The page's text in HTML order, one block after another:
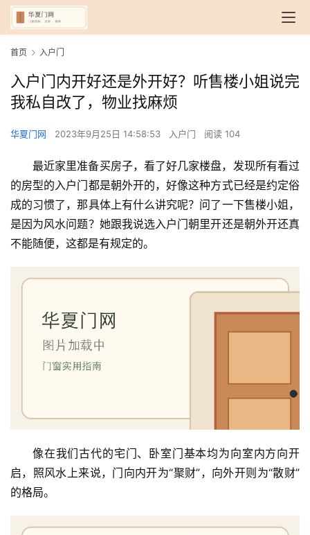
首页 入户门
入户门内开好还是外开好？听售楼小姐说完
我私自改了，物业找麻烦
华夏门网 2023年9月25日 14:58:53 入户门 阅读 104
最近家里准备买房子，看了好几家楼盘，发现所有看过
的房型的入户门都是朝外开的，好像这种方式已经是约定俗
成的习惯了，那具体上有什么讲究呢？问了一下售楼小姐，
是因为风水问题？她跟我说选入户门朝里开还是朝外开还真
不能随便，这都是有规定的。
像在我们古代的宅门、卧室门基本均为向室内方向开
启，照风水上来说，门向内开为“聚财”，向外开则为“散财”
的格局。